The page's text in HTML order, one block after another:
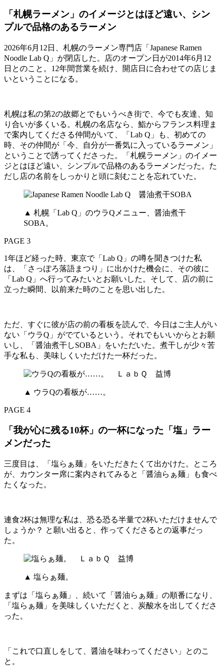
「札幌ラーメン」のイメージとはほど遠い、シン
プルで品格のあるラーメン
2026年6月12日、札幌のラーメン専門店「Japanese Ramen
Noodle Lab Q」が閉店した。店のオープン日が2014年6月12
日とのこと。12年間営業を続け、開店日に合わせての店じま
いということになる。
札幌は私の第2の故郷とでもいうべき街で、今でも友達、知
り合いが多くいる。札幌の名店なら、鮨からフランス料理ま
で案内してくださる仲間がいて、「Lab Q」も、初めての
時、その仲間が「今、自分が一番気に入っているラーメン」
ということで誘ってくださった。「札幌ラーメン」のイメー
ジとはほど遠い、シンプルで品格のあるラーメンだった。た
だし店の名前をしっかりと頭に刻むことを忘れていた。
▲ 札幌「Lab Q」のウラQメニュー、醤油煮干
SOBA。
PAGE 3
1年ほど経った時、東京で「Lab Q」の噂を聞きつけた私
は、「さっぽろ落語まつり」に出かけた機会に、その彼に
「Lab Q」へ行ってみたいとお願いした。そして、店の前に
立った瞬間、以前来た時のことを思い出した。
ただ、すぐに彼が店の前の看板を読んで、今日はご主人がい
ない「ウラQ」がでているという。それでもいいからとお願
いし、「醤油煮干しSOBA」をいただいた。煮干しが少々苦
手な私も、美味しくいただけた一杯だった。
▲ ウラQの看板が……。
PAGE 4
「我が心に残る10杯」の一杯になった「塩」ラー
メンだった
三度目は、「塩らぁ麺」をいただきたくて出かけた。ところ
が、カウンター席に案内されてみると「醤油らぁ麺」も食べ
たくなった。
連食2杯は無理な私は、恐る恐る半量で2杯いただけませんで
しょうか？ と願い出ると、作ってくださるとの返事だっ
た。
▲ 塩らぁ麺。
まずは「塩らぁ麺」、続いて「醤油らぁ麺」の順番になり、
「塩らぁ麺」を美味しくいただくと、炭酸水を出してくださ
った。
「これで口直しをして、醤油を味わってください」とのこ
と。